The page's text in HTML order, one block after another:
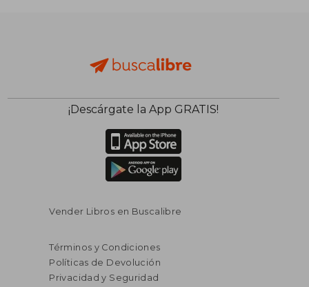
¡Descárgate la App GRATIS!
Vender Libros en Buscalibre
Términos y Condiciones
Políticas de Devolución
Privacidad y Seguridad